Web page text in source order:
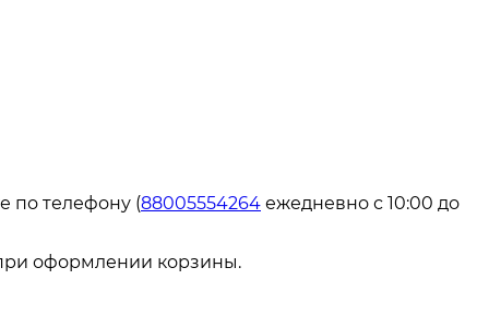
по телефону (88005554264 ежедневно с 10:00 до
оформлении корзины.